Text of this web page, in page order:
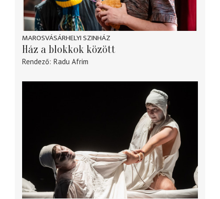
MAROSVÁSÁRHELYI SZINHÁZ
Ház a blokkok között
Rendező Radu Afrim